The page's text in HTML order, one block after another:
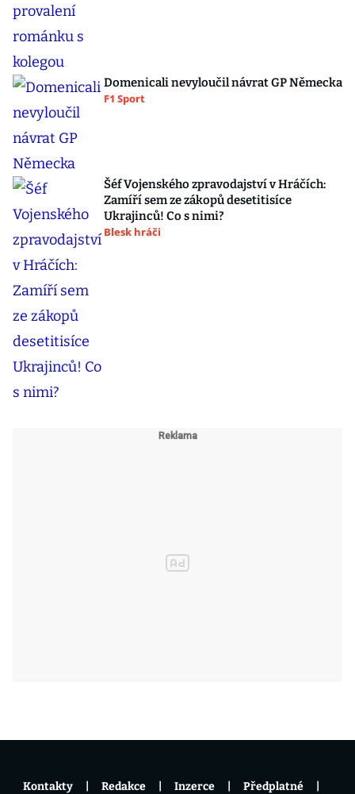
Domenicali nevyloučil návrat GP Německa
F1 Sport
Šéf Vojenského zpravodajství v Hráčích:
Zamíří sem ze zákopů desetitisíce
Ukrajinců! Co s nimi?
Blesk hráči
Kontakty Redakce Inzerce Předplatné